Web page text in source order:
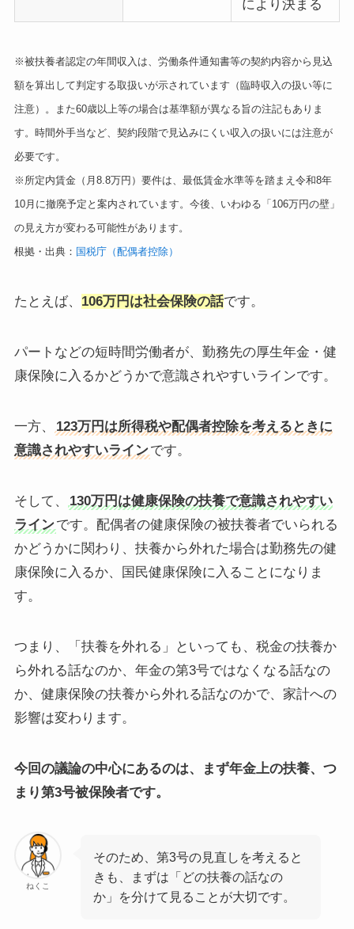
により決まる
※被扶養者認定の年間収入は、労働条件通知書等の契約内容から見込
額を算出して判定する取扱いが示されています（臨時収入の扱い等に
注意）。また60歳以上等の場合は基準額が異なる旨の注記もありま
す。時間外手当など、契約段階で見込みにくい収入の扱いには注意が
必要です。
※所定内賃金（月8.8万円）要件は、最低賃金水準等を踏まえ令和8年
10月に撤廃予定と案内されています。今後、いわゆる「106万円の壁」
の見え方が変わる可能性があります。
根拠・出典： 国税庁（配偶者控除）
たとえば、 106万円は社会保険の話です。
パートなどの短時間労働者が、勤務先の厚生年金・健
康保険に入るかどうかで意識されやすいラインです。
一方、
123万円は所得税や配偶者控除を考えるときに
意識されやすいラインです。
そして、
130万円は健康保険の扶養で意識されやすい
ラインです。配偶者の健康保険の被扶養者でいられる
かどうかに関わり、扶養から外れた場合は勤務先の健
康保険に入るか、国民健康保険に入ることになりま
す。
つまり、「扶養を外れる」といっても、税金の扶養か
ら外れる話なのか、年金の第3号ではなくなる話なの
か、健康保険の扶養から外れる話なのかで、家計への
影響は変わります。
今回の議論の中心にあるのは、まず年金上の扶養、つ
まり第3号被保険者です。
ねくこ
そのため、第3号の見直しを考えると
きも、まずは「どの扶養の話なの
か」を分けて見ることが大切です。